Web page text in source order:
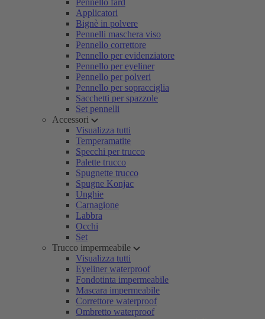
Pennello fard
Applicatori
Bignè in polvere
Pennelli maschera viso
Pennello correttore
Pennello per evidenziatore
Pennello per eyeliner
Pennello per polveri
Pennello per sopracciglia
Sacchetti per spazzole
Set pennelli
Accessori
Visualizza tutti
Temperamatite
Specchi per trucco
Palette trucco
Spugnette trucco
Spugne Konjac
Unghie
Carnagione
Labbra
Occhi
Set
Trucco impermeabile
Visualizza tutti
Eyeliner waterproof
Fondotinta impermeabile
Mascara impermeabile
Correttore waterproof
Ombretto waterproof